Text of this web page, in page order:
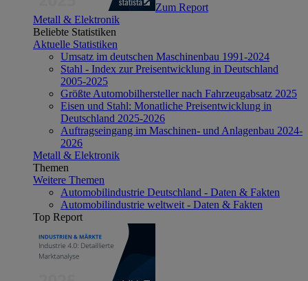
Zum Report
Metall & Elektronik
Beliebte Statistiken
Aktuelle Statistiken
Umsatz im deutschen Maschinenbau 1991-2024
Stahl - Index zur Preisentwicklung in Deutschland
2005-2025
Größte Automobilhersteller nach Fahrzeugabsatz 2025
Eisen und Stahl: Monatliche Preisentwicklung in
Deutschland 2025-2026
Auftragseingang im Maschinen- und Anlagenbau 2024-
2026
Metall & Elektronik
Themen
Weitere Themen
Automobilindustrie Deutschland - Daten & Fakten
Automobilindustrie weltweit - Daten & Fakten
Top Report